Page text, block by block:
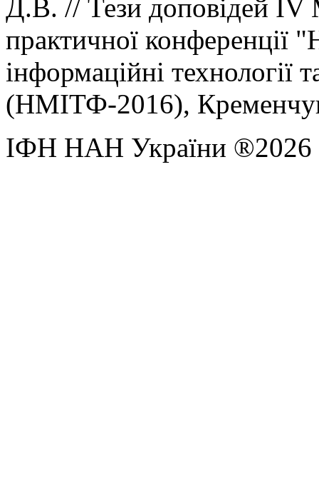
Д.В. // Тези доповідей IV
практичної конференції
інформаційні технології
(НМІТФ-2016),
ІФН НАН України ®2026